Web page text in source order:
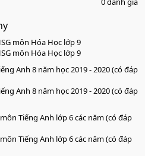
môn Hóa Học lớp 9
môn Hóa Học lớp 9
Anh 8 năm học 2019 - 2020 (có đáp
Anh 8 năm học 2019 - 2020 (có đáp
Tiếng Anh lớp 6 các năm (có đáp
Tiếng Anh lớp 6 các năm (có đáp